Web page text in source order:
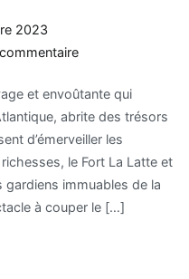
2023
et envoûtante qui
abrite des trésors
d’émerveiller les
le Fort La Latte et
gardiens immuables de la
à couper le […]